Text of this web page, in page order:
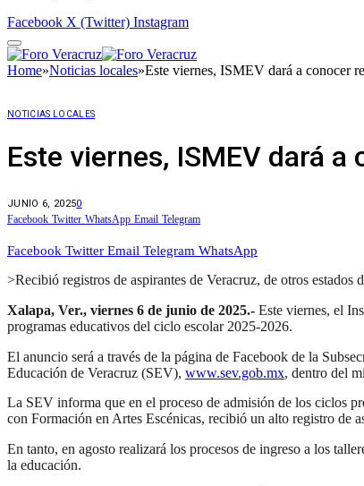
Facebook X (Twitter) Instagram
Home»Noticias locales»Este viernes, ISMEV dará a conocer
NOTICIAS LOCALES
Este viernes, ISMEV dará
JUNIO 6, 20250
Facebook Twitter WhatsApp Email Telegram
Facebook Twitter Email Telegram WhatsApp
>Recibió registros de aspirantes de Veracruz, de otros estados
Xalapa, Ver., viernes 6 de junio de 2025.- Este viernes, el
programas educativos del ciclo escolar 2025-2026.
El anuncio será a través de la página de Facebook de la
Educación de Veracruz (SEV), www.sev.gob.mx, dentro del
La SEV informa que en el proceso de admisión de los ciclos
con Formación en Artes Escénicas, recibió un alto registro de
En tanto, en agosto realizará los procesos de ingreso a los
la educación.